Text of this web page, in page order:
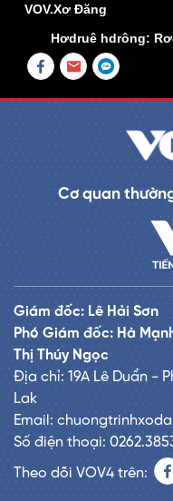
VOV.Xơ Đăng
Hơdruê hdrông:
Cơ quan
Giám đốc: Lê Hải Sơn
Phó Giám đốc: Hà
Thị Thúy Ngọc
Địa chỉ: 19A Lê Duẩn -
Lak
Email:
Số điện thoại:
Theo dõi VOV4 trên: